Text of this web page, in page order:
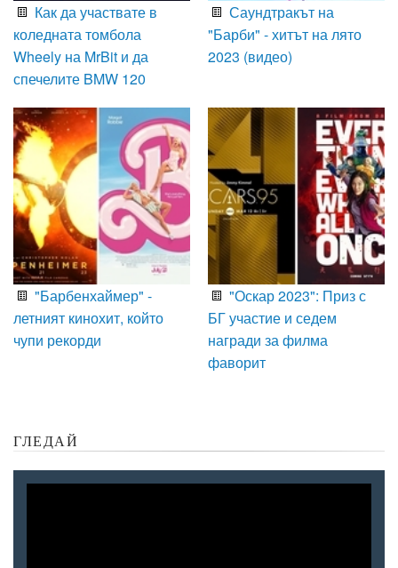
Как да участвате в
коледната томбола
Wheely на MrBit и да
спечелите BMW 120
Саундтракът на
"Барби" - хитът на лято
2023 (видео)
"Барбенхаймер" -
летният кинохит, който
чупи рекорди
"Оскар 2023": Приз с
БГ участие и седем
награди за филма
фаворит
ГЛЕДАЙ